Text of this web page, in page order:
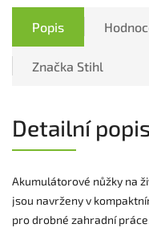
Popis
Značka Stihl
Detailní
Akumulátorové nůžky na
jsou navrženy v
pro drobné zahradní